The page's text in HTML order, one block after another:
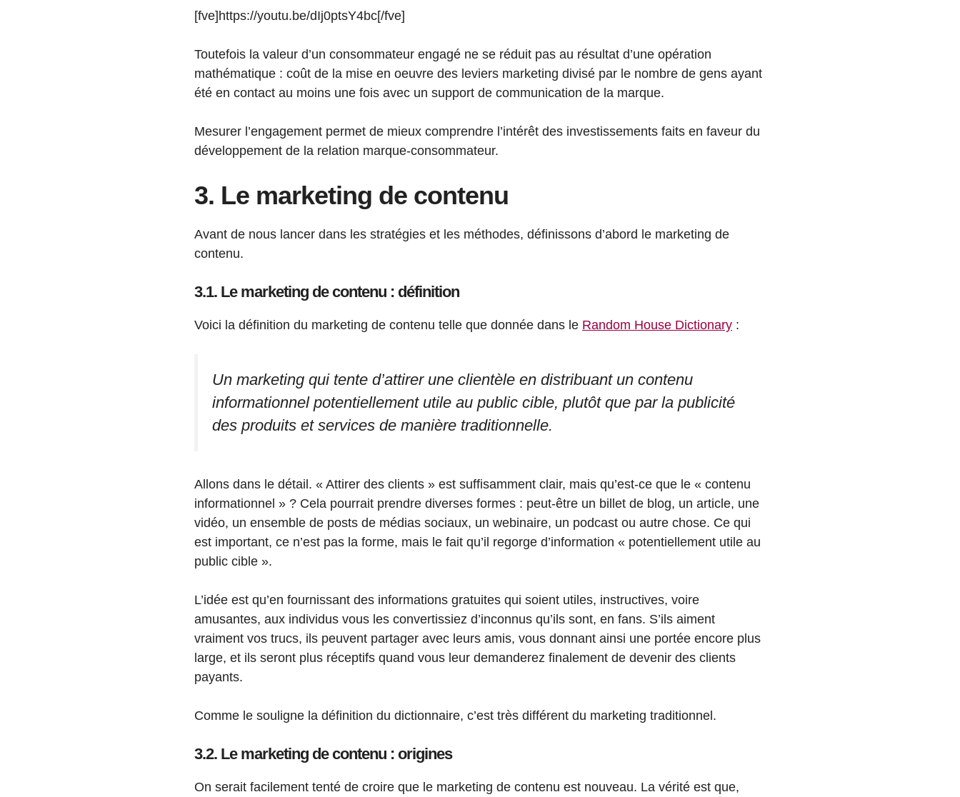
[fve]https://youtu.be/dIj0ptsY4bc[/fve]
Toutefois la valeur d’un consommateur engagé ne se réduit pas au résultat d’une opération
mathématique : coût de la mise en oeuvre des leviers marketing divisé par le nombre de gens ayant
été en contact au moins une fois avec un support de communication de la marque.
Mesurer l’engagement permet de mieux comprendre l’intérêt des investissements faits en faveur du
développement de la relation marque-consommateur.
3. Le marketing de contenu
Avant de nous lancer dans les stratégies et les méthodes, définissons d’abord le marketing de
contenu.
3.1. Le marketing de contenu : définition
Voici la définition du marketing de contenu telle que donnée dans le Random House Dictionary :
Un marketing qui tente d’attirer une clientèle en distribuant un contenu
informationnel potentiellement utile au public cible, plutôt que par la publicité
des produits et services de manière traditionnelle.
Allons dans le détail. « Attirer des clients » est suffisamment clair, mais qu’est-ce que le « contenu
informationnel » ? Cela pourrait prendre diverses formes : peut-être un billet de blog, un article, une
vidéo, un ensemble de posts de médias sociaux, un webinaire, un podcast ou autre chose. Ce qui
est important, ce n’est pas la forme, mais le fait qu’il regorge d’information « potentiellement utile au
public cible ».
L’idée est qu’en fournissant des informations gratuites qui soient utiles, instructives, voire
amusantes, aux individus vous les convertissiez d’inconnus qu’ils sont, en fans. S’ils aiment
vraiment vos trucs, ils peuvent partager avec leurs amis, vous donnant ainsi une portée encore plus
large, et ils seront plus réceptifs quand vous leur demanderez finalement de devenir des clients
payants.
Comme le souligne la définition du dictionnaire, c’est très différent du marketing traditionnel.
3.2. Le marketing de contenu : origines
On serait facilement tenté de croire que le marketing de contenu est nouveau. La vérité est que,